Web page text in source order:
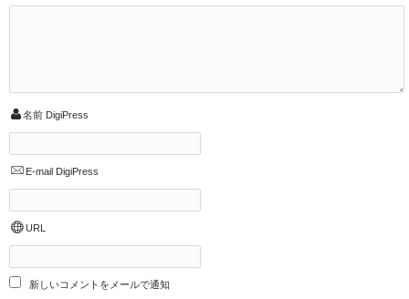
名前 DigiPress
E-mail DigiPress
URL
新しいコメントをメールで通知